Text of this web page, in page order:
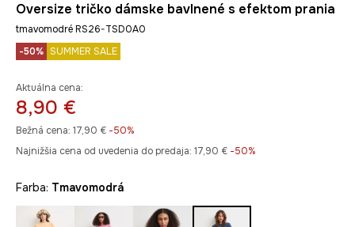
Oversize tričko dámske bavlnené s efektom prania
tmavomodré RS26-TSD0A0
-50% SUMMER SALE
Aktuálna cena:
8,90 €
Bežná cena: 17,90 € -50%
Najnižšia cena od uvedenia do predaja: 17,90 € -50%
Farba: tmavomodrá